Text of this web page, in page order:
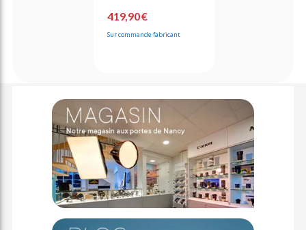
419,90 €
Sur commande fabricant